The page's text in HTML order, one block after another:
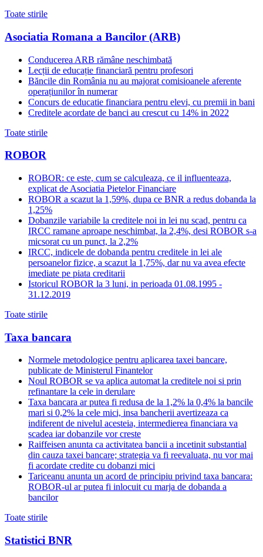
Toate stirile
Asociatia Romana a Bancilor (ARB)
Conducerea ARB rămâne neschimbată
Lecții de educație financiară pentru profesori
Băncile din România nu au majorat comisioanele aferente
operațiunilor în numerar
Concurs de educatie financiara pentru elevi, cu premii in bani
Creditele acordate de banci au crescut cu 14% in 2022
Toate stirile
ROBOR
ROBOR: ce este, cum se calculeaza, ce il influenteaza,
explicat de Asociatia Pietelor Financiare
ROBOR a scazut la 1,59%, dupa ce BNR a redus dobanda la
1,25%
Dobanzile variabile la creditele noi in lei nu scad, pentru ca
IRCC ramane aproape neschimbat, la 2,4%, desi ROBOR s-a
micsorat cu un punct, la 2,2%
IRCC, indicele de dobanda pentru creditele in lei ale
persoanelor fizice, a scazut la 1,75%, dar nu va avea efecte
imediate pe piata creditarii
Istoricul ROBOR la 3 luni, in perioada 01.08.1995 -
31.12.2019
Toate stirile
Taxa bancara
Normele metodologice pentru aplicarea taxei bancare,
publicate de Ministerul Finantelor
Noul ROBOR se va aplica automat la creditele noi si prin
refinantare la cele in derulare
Taxa bancara ar putea fi redusa de la 1,2% la 0,4% la bancile
mari si 0,2% la cele mici, insa bancherii avertizeaza ca
indiferent de nivelul acesteia, intermedierea financiara va
scadea iar dobanzile vor creste
Raiffeisen anunta ca activitatea bancii a incetinit substantial
din cauza taxei bancare; strategia va fi reevaluata, nu vor mai
fi acordate credite cu dobanzi mici
Tariceanu anunta un acord de principiu privind taxa bancara:
ROBOR-ul ar putea fi inlocuit cu marja de dobanda a
bancilor
Toate stirile
Statistici BNR